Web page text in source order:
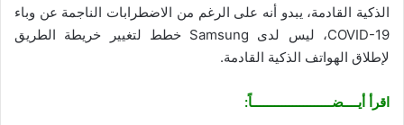
الذكية القادمة، يبدو أنه على الرغم من الاضطرابات الناجمة عن وباء
COVID-19، ليس لدى Samsung خطط لتغيير خريطة الطريق
لإطلاق الهواتف الذكية القادمة.
اقرأ أيــــضــــــــــــــــــــــاً: